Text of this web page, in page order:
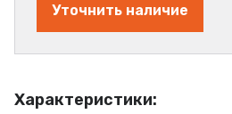
Характеристики:
Уточнить наличие